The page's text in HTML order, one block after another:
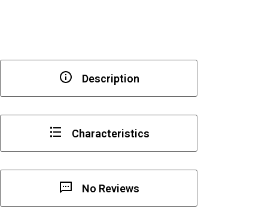
Description
Characteristics
No Reviews